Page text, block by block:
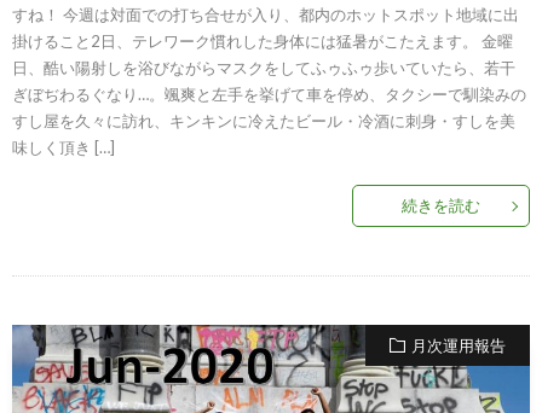
すね！ 今週は対面での打ち合せが入り、都内のホットスポット地域に出
掛けること2日、テレワーク慣れした身体には猛暑がこたえます。 金曜
日、酷い陽射しを浴びながらマスクをしてふゥふゥ歩いていたら、若干
ぎぼぢわるぐなり…。颯爽と左手を挙げて車を停め、タクシーで馴染みの
すし屋を久々に訪れ、キンキンに冷えたビール・冷酒に刺身・すしを美
味しく頂き […]
続きを読む
月次運用報告